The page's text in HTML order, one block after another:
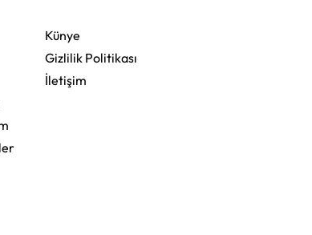
Muş
Künye
Gizlilik Politikası
İletişim